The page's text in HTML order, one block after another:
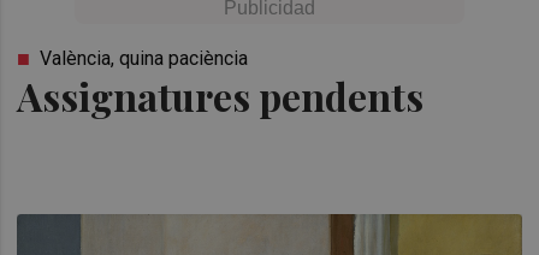
Assignatures pendents
València, quina paciència